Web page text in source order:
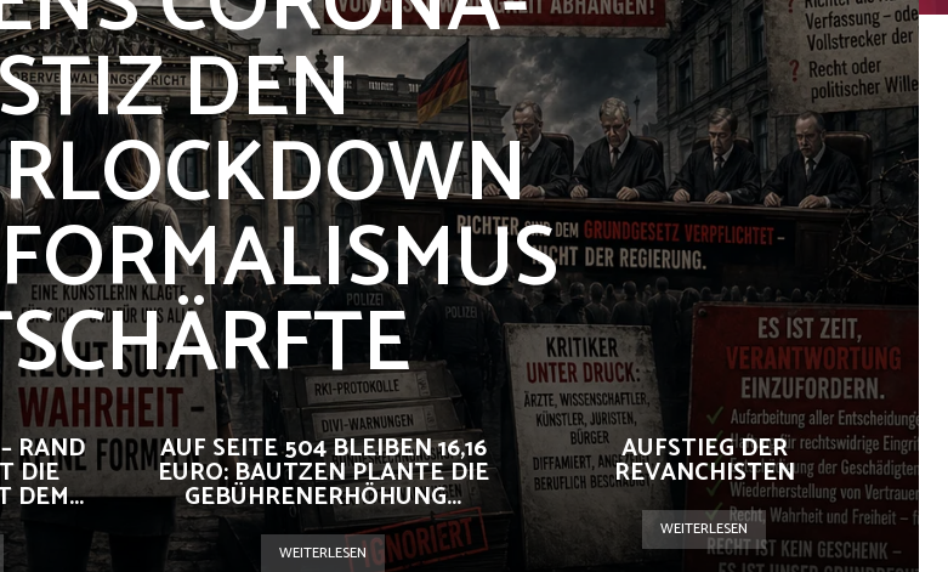
DEN
RAND
DIE
DEM...
AUF SEITE 504 BLEIBEN 16,16
EURO: BAUTZEN PLANTE DIE
GEBÜHRENERHÖHUNG...
WEITERLESEN
AUFSTIEG DER
REVANCHISTEN
WEITERLESEN